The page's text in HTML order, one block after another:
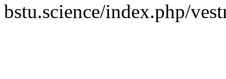
bstu.science/index.php/